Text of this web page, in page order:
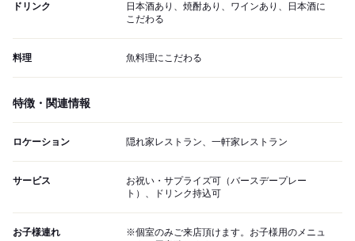
ドリンク
日本酒あり、焼酎あり、ワインあり、日本酒に
こだわる
料理 魚料理にこだわる
特徴・関連情報
ロケーション 隠れ家レストラン、一軒家レストラン
サービス
お祝い・サプライズ可（バースデープレー
ト）、ドリンク持込可
お子様連れ
※個室のみご来店頂けます。お子様用のメニュ